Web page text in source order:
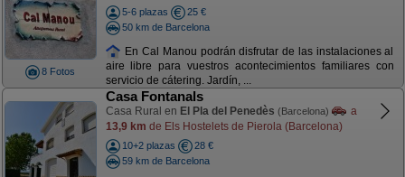
8 Fotos
5-6 plazas
25 €
50 km de Barcelona
En Cal Manou podrán disfrutar de las instalaciones al
aire libre para vuestros acontecimientos familiares con
servicio de cátering. Jardín, ...
Casa Fontanals
Casa Rural en El Pla del Penedès (Barcelona)
a
13,9 km de Els Hostelets de Pierola (Barcelona)
10+2 plazas
28 €
59 km de Barcelona